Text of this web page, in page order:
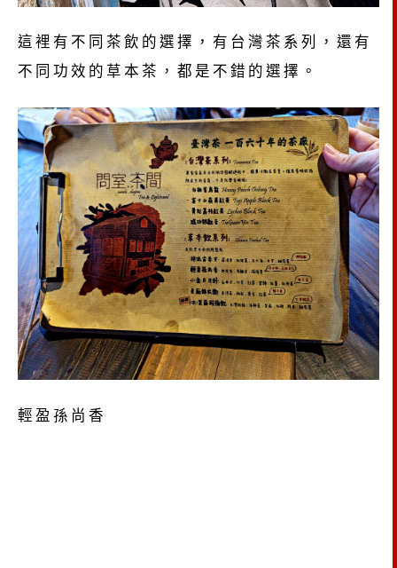
這裡有不同茶飲的選擇，有台灣茶系列，還有
不同功效的草本茶，都是不錯的選擇。
輕盈孫尚香